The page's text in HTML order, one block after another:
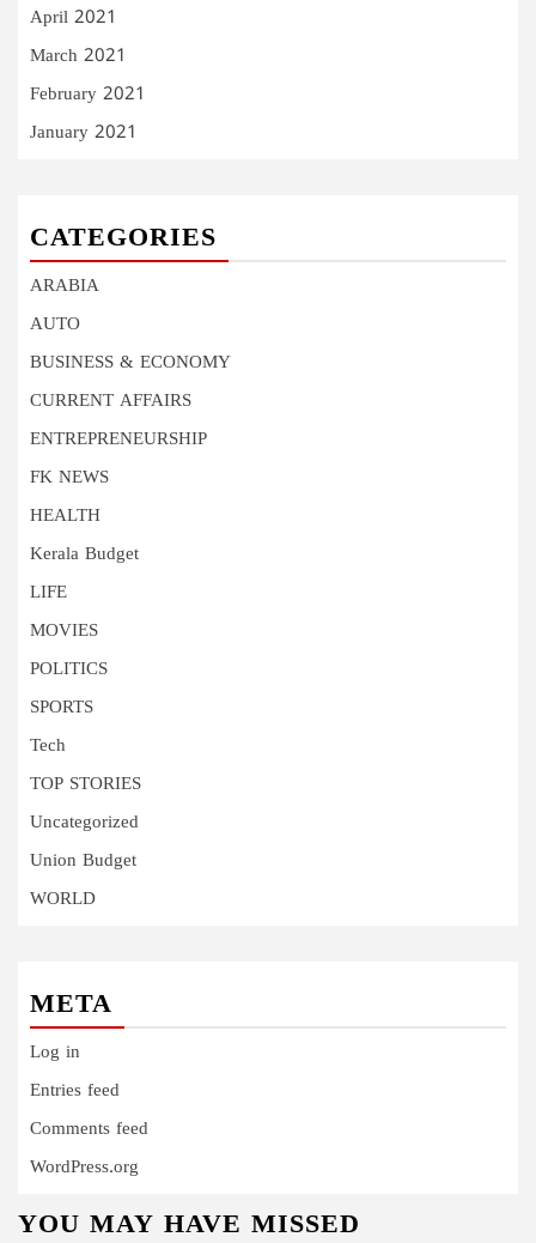
April 2021
March 2021
February 2021
January 2021
CATEGORIES
ARABIA
AUTO
BUSINESS & ECONOMY
CURRENT AFFAIRS
ENTREPRENEURSHIP
FK NEWS
HEALTH
Kerala Budget
LIFE
MOVIES
POLITICS
SPORTS
Tech
TOP STORIES
Uncategorized
Union Budget
WORLD
META
Log in
Entries feed
Comments feed
WordPress.org
YOU MAY HAVE MISSED